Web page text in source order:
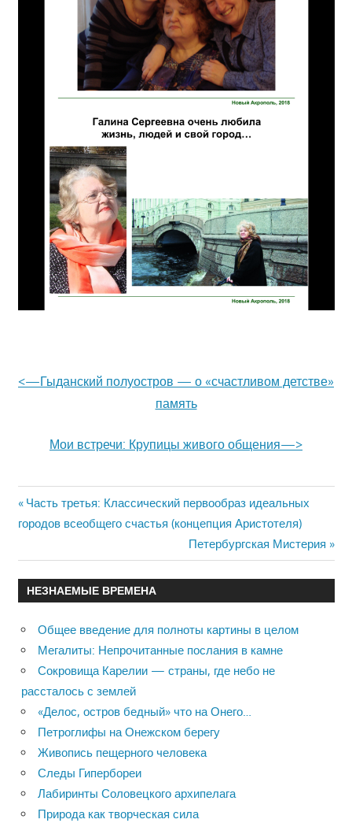
<—Гыданский полуостров — о «счастливом детстве»
память
Мои встречи: Крупицы живого общения—>
Навигация
по
записям
Previous
Post:
Часть третья: Классический первообраз идеальных
городов всеобщего счастья (концепция Аристотеля)
Next
Post:
Петербургская Мистерия
НЕЗНАЕМЫЕ ВРЕМЕНА
Общее введение для полноты картины в целом
Мегалиты: Непрочитанные послания в камне
Сокровища Карелии — страны, где небо не
рассталось с землей
«Делос, остров бедный» что на Онего…
Петроглифы на Онежском берегу
Живопись пещерного человека
Следы Гипербореи
Лабиринты Соловецкого архипелага
Природа как творческая сила